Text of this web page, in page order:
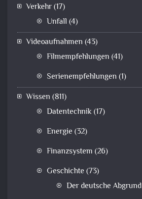
Verkehr(17)
Unfall (4)
Videoaufnahmen (43)
Filmempfehlungen (41)
Serienempfehlungen (1)
Wissen (811)
Datentechnik(17)
Energie (32)
Finanzsystem (26)
Geschichte (73)
Der deutsche Abgrund